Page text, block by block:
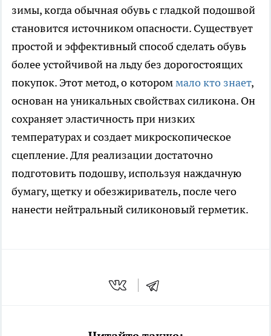
зимы, когда обычная обувь с гладкой подошвой
становится источником опасности. Существует
простой и эффективный способ сделать обувь
более устойчивой на льду без дорогостоящих
покупок. Этот метод, о котороммало кто знает,
основан на уникальных свойствах силикона. Он
сохраняет эластичность при низких
температурах и создает микроскопическое
сцепление. Для реализации достаточно
подготовить подошву, используя наждачную
бумагу, щетку и обезжириватель, после чего
нанести нейтральный силиконовый герметик.